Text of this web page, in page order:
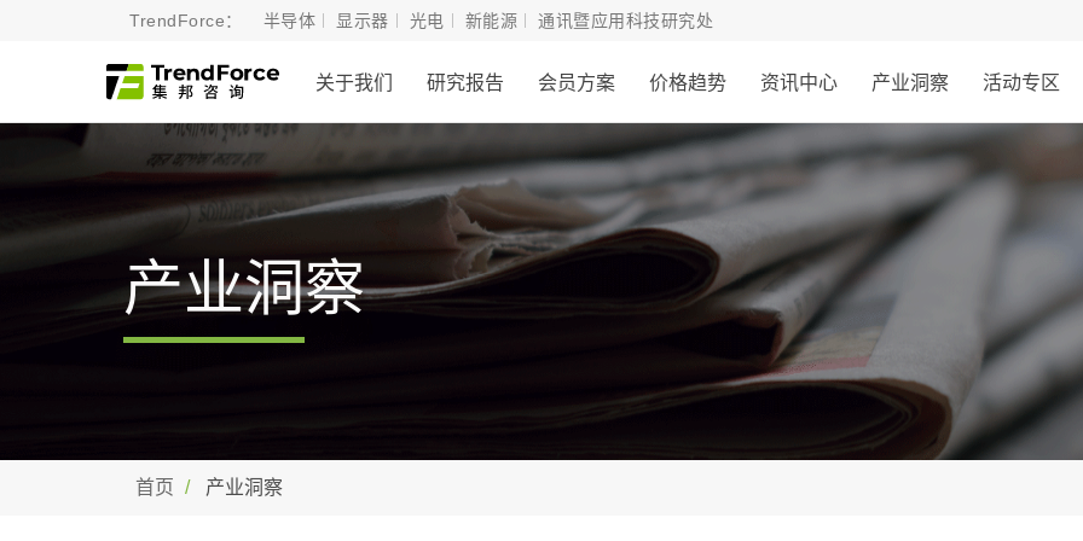
TrendForce： 半导体 显示器 光电 新能源 通讯暨应用科技研究处
关于我们 研究报告 会员方案 价格趋势 资讯中心 产业洞察 活动专区
产业洞察
首页 产业洞察